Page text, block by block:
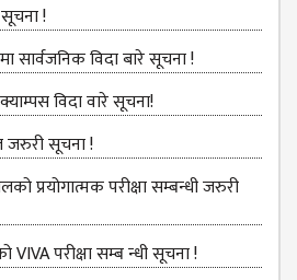
!
सार्वजनिक विदा बारे सूचना !
विदा वारे सूचना!
जरुरी सूचना !
प्रयोगात्मक परीक्षा सम्बन्धी जरुरी
परीक्षा सम्ब न्धी सूचना !